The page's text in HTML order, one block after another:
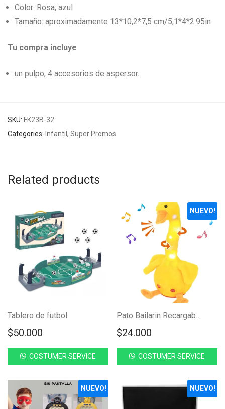
Color: Rosa, azul
Tamaño: aproximadamente 13*10,2*7,5 cm/5,1*4*2.95in
Tu compra incluye
un pulpo, 4 accesorios de aspersor.
SKU: FK23B-32
Categories: Infantil, Super Promos
Related products
Tablero de futbol
$50.000
COSTUMER SERVICE
NUEVO!
$24.000
COSTUMER SERVICE
NUEVO! NUEVO!